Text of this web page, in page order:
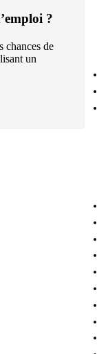
?
chances de
un